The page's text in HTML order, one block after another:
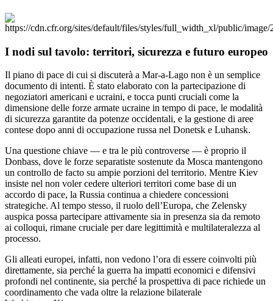
I nodi sul tavolo: territori, sicurezza e futuro europeo
Il piano di pace di cui si discuterà a Mar‑a‑Lago non è un semplice
documento di intenti. È stato elaborato con la partecipazione di
negoziatori americani e ucraini, e tocca punti cruciali come la
dimensione delle forze armate ucraine in tempo di pace, le modalità
di sicurezza garantite da potenze occidentali, e la gestione di aree
contese dopo anni di occupazione russa nel Donetsk e Luhansk.
Una questione chiave — e tra le più controverse — è proprio il
Donbass, dove le forze separatiste sostenute da Mosca mantengono
un controllo de facto su ampie porzioni del territorio. Mentre Kiev
insiste nel non voler cedere ulteriori territori come base di un
accordo di pace, la Russia continua a chiedere concessioni
strategiche. Al tempo stesso, il ruolo dell’Europa, che Zelensky
auspica possa partecipare attivamente sia in presenza sia da remoto
ai colloqui, rimane cruciale per dare legittimità e multilateralezza al
processo.
Gli alleati europei, infatti, non vedono l’ora di essere coinvolti più
direttamente, sia perché la guerra ha impatti economici e difensivi
profondi nel continente, sia perché la prospettiva di pace richiede un
coordinamento che vada oltre la relazione bilaterale